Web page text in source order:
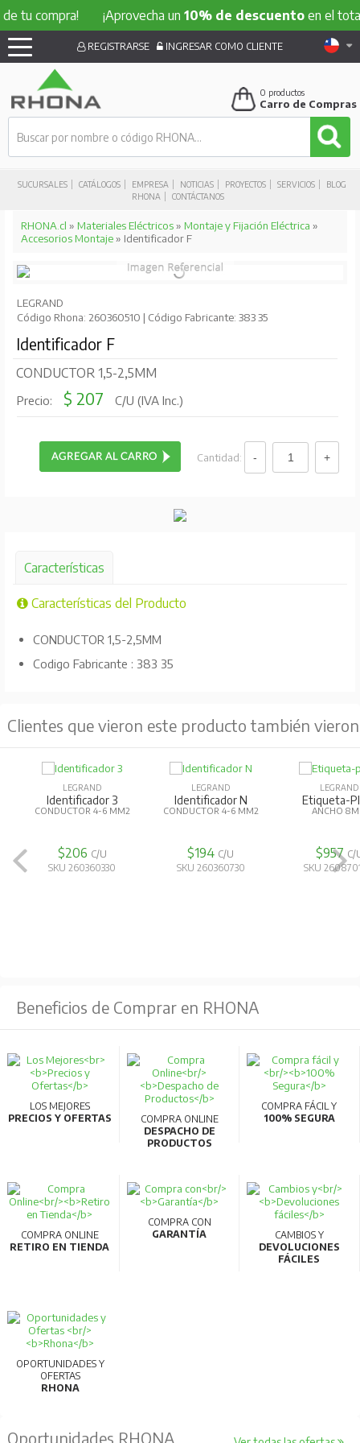
¡Aprovecha un10% de descuentoen el total de tu
SUCURSALES CATÁLOGOS EMPRESA NOTICIAS PROYECTOS SERVICIOS
BLOG
RHONA
CONTÁCTANOS
REGISTRARSE INGRESAR COMO CLIENTE
0 productos
Carro de Compras
RHONA.cl » Materiales Eléctricos» Montaje y Fijación Eléctrica »
Accesorios Montaje» Identificador F
LEGRAND
Código Rhona: 260360510 | Código Fabricante: 383 35
Identificador F
CONDUCTOR 1,5-2,5MM
Precio: $ 207 C/U (IVA Inc.)
Cantidad:
Características
Características del Producto
CONDUCTOR 1,5-2,5MM
Codigo Fabricante : 383 35
Clientes que vieron este producto también vieron
LEGRAND
Identificador 3
CONDUCTOR 4-6 MM2
$206 C/U
SKU 260360330
LEGRAND
Identificador N
CONDUCTOR 4-6 MM2
$194 C/U
SKU 260360730
LEGRAND
Etiqueta-
ANCHO
$957 C/
SKU
Beneficios de Comprar en RHONA
LOS MEJORES
PRECIOS Y OFERTAS
COMPRA ONLINE
DESPACHO DE
PRODUCTOS
COMPRA FÁCIL Y
100% SEGURA
COMPRA ONLINE
RETIRO EN TIENDA
COMPRA CON
GARANTÍA
CAMBIOS Y
DEVOLUCIONES
FÁCILES
OPORTUNIDADES Y
OFERTAS
RHONA
Oportunidades RHONA